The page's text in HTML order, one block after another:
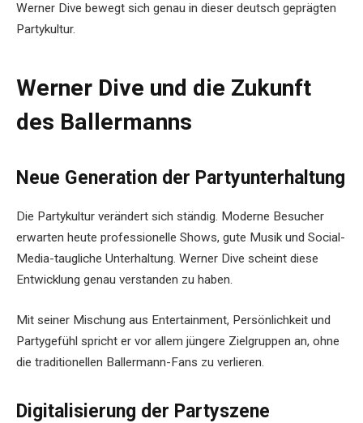
Werner Dive bewegt sich genau in dieser deutsch geprägten
Partykultur.
Werner Dive und die Zukunft
des Ballermanns
Neue Generation der Partyunterhaltung
Die Partykultur verändert sich ständig. Moderne Besucher
erwarten heute professionelle Shows, gute Musik und Social-
Media-taugliche Unterhaltung. Werner Dive scheint diese
Entwicklung genau verstanden zu haben.
Mit seiner Mischung aus Entertainment, Persönlichkeit und
Partygefühl spricht er vor allem jüngere Zielgruppen an, ohne
die traditionellen Ballermann-Fans zu verlieren.
Digitalisierung der Partyszene